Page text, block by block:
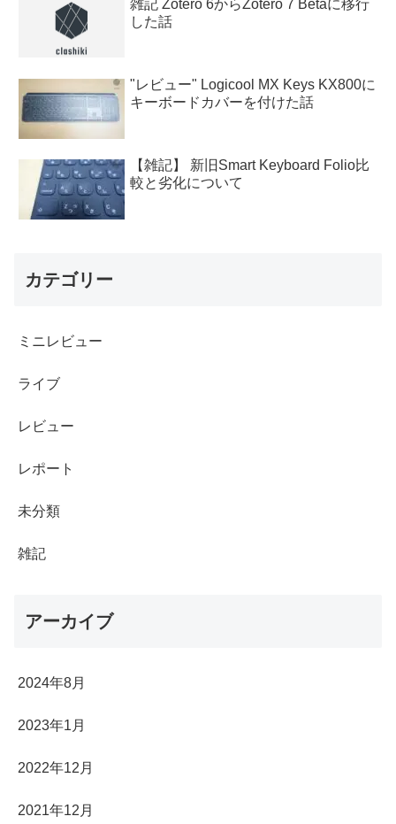
雑記 Zotero 6からZotero 7 Betaに移行
した話
"レビュー" Logicool MX Keys KX800に
キーボードカバーを付けた話
【雑記】 新旧Smart Keyboard Folio比
較と劣化について
カテゴリー
ミニレビュー
ライブ
レビュー
レポート
未分類
雑記
アーカイブ
2024年8月
2023年1月
2022年12月
2021年12月